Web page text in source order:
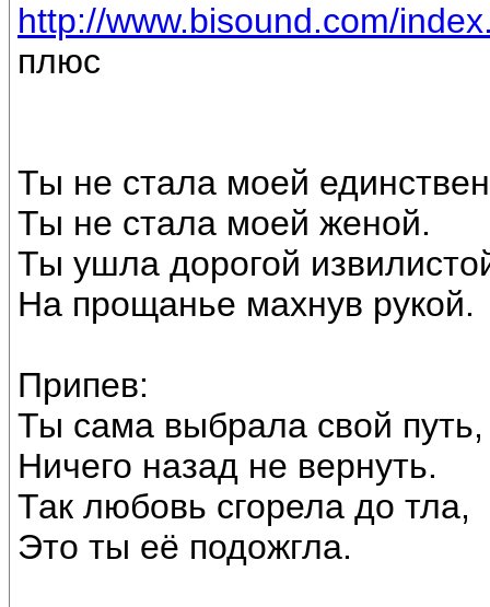
http://www.bisound.com/
плюс
Ты не стала моей
Ты не стала моей женой.
Ты ушла дорогой
На прощанье махнув рукой.
Припев:
Ты сама выбрала свой путь,
Ничего назад не вернуть.
Так любовь сгорела до тла,
Это ты её подожгла.